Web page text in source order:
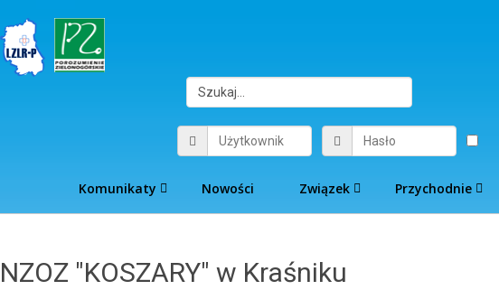
Komunikaty Nowości Związek Przychodnie
NZOZ "KOSZARY" w Kraśniku